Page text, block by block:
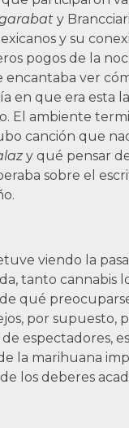
y
y su
pogos de la
ver
en que era esta
El ambiente
canción que
y qué pensar
sobre el
viendo la
tanto cannabis
qué
por supuesto,
espectadores,
la marihuana
los deberes